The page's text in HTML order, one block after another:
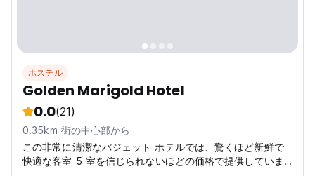
ホステル
Golden Marigold Hotel
0.0(21)
0.35km 街の中心部から
この非常に清潔なバジェット ホテルでは、驚くほど新鮮で
快適な客室 5 室を信じられないほどの価格で提供していま